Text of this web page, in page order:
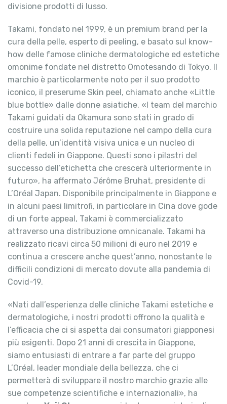
divisione prodotti di lusso.
Takami, fondato nel 1999, è un premium brand per la
cura della pelle, esperto di peeling, e basato sul know-
how delle famose cliniche dermatologiche ed estetiche
omonime fondate nel distretto Omotesando di Tokyo. Il
marchio è particolarmente noto per il suo prodotto
iconico, il preserume Skin peel, chiamato anche «Little
blue bottle» dalle donne asiatiche. «I team del marchio
Takami guidati da Okamura sono stati in grado di
costruire una solida reputazione nel campo della cura
della pelle, un’identità visiva unica e un nucleo di
clienti fedeli in Giappone. Questi sono i pilastri del
successo dell’etichetta che crescerà ulteriormente in
futuro», ha affermato Jérôme Bruhat, presidente di
L’Oréal Japan. Disponibile principalmente in Giappone e
in alcuni paesi limitrofi, in particolare in Cina dove gode
di un forte appeal, Takami è commercializzato
attraverso una distribuzione omnicanale. Takami ha
realizzato ricavi circa 50 milioni di euro nel 2019 e
continua a crescere anche quest’anno, nonostante le
difficili condizioni di mercato dovute alla pandemia di
Covid-19.
«Nati dall’esperienza delle cliniche Takami estetiche e
dermatologiche, i nostri prodotti offrono la qualità e
l’efficacia che ci si aspetta dai consumatori giapponesi
più esigenti. Dopo 21 anni di crescita in Giappone,
siamo entusiasti di entrare a far parte del gruppo
L’Oréal, leader mondiale della bellezza, che ci
permetterà di sviluppare il nostro marchio grazie alle
sue competenze scientifiche e internazionali», ha